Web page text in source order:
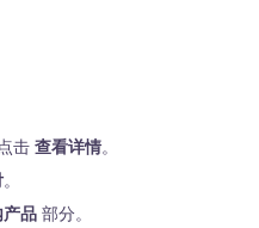
击 查看详情。
。
品 部分。